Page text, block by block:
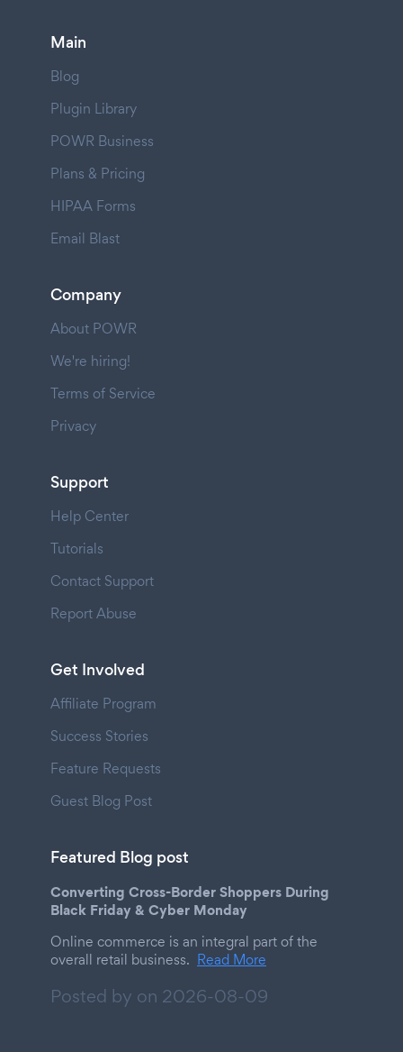
Main
Blog
Plugin Library
POWR Business
Plans & Pricing
HIPAA Forms
Email Blast
Company
About POWR
We're hiring!
Terms of Service
Privacy
Support
Help Center
Tutorials
Contact Support
Report Abuse
Get Involved
Affiliate Program
Success Stories
Feature Requests
Guest Blog Post
Featured Blog post
Converting Cross-Border Shoppers During
Black Friday & Cyber Monday
Online commerce is an integral part of the
overall retail business. Read More
Posted by on 2026-08-09